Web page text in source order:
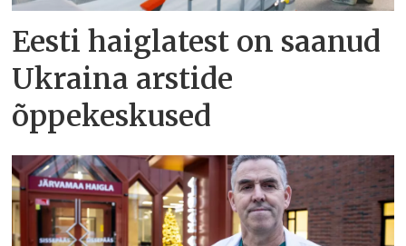
Eesti haiglatest on saanud
Ukraina arstide
õppekeskused